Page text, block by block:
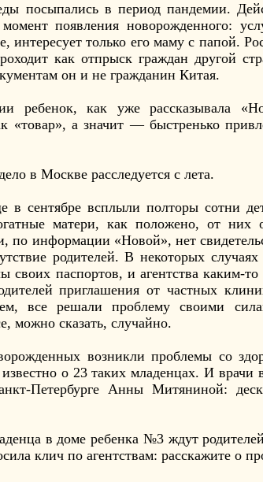
посыпались в период пандемии.
момент появления новорожденного:
интересует только его маму с папой.
как отпрыск граждан другой
он и не гражданин Китая.
ребенок, как уже рассказывала
«товар», а значит — быстренько
в Москве расследуется с лета.
в сентябре всплыли полторы сотни
матери, как положено, от них
по информации «Новой», нет
родителей. В некоторых
своих паспортов, и агентства каким-
приглашения от частных
все решали проблему своими
можно сказать, случайно.
возникли проблемы со
о 23 таких младенцах. И врачи
Петербурге Анны Митяниной:
в доме ребенка №3 ждут
клич по агентствам: расскажите о